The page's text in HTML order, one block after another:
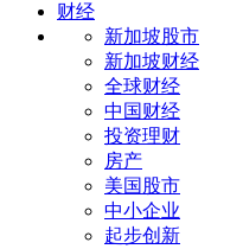
财经
新加坡股市
新加坡财经
全球财经
中国财经
投资理财
房产
美国股市
中小企业
起步创新